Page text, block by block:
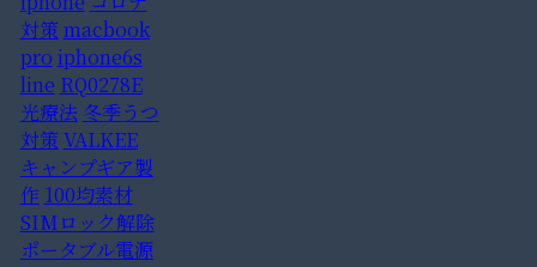
対策macbook
pro iphone6s
line RQ0278E
光療法 冬季うつ
対策VALKEE
キャンプギア製
作 100均素材
SIMロック解除
ポータブル電源